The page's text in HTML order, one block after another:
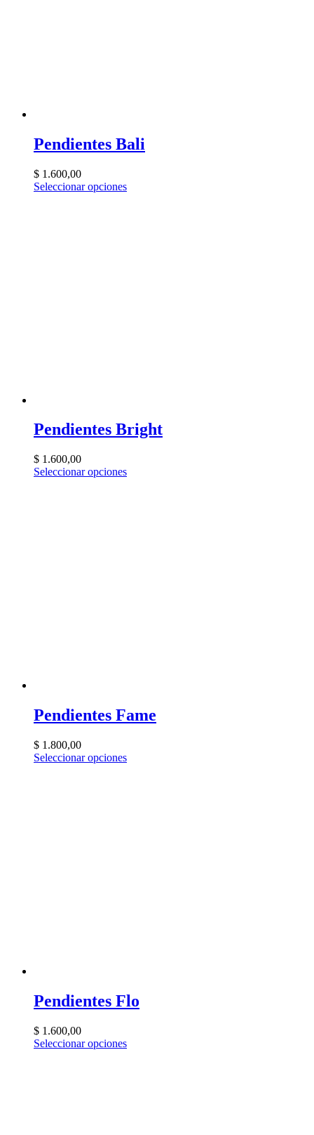
Pendientes Bali
$ 1.600,00
Seleccionar opciones
Pendientes Bright
$ 1.600,00
Seleccionar opciones
Pendientes Fame
$ 1.800,00
Seleccionar opciones
Pendientes Flo
$ 1.600,00
Seleccionar opciones